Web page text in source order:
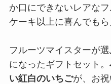
か口にできないレアな
ケーキ以上に喜んでもら
フルーツマイスターが
になったギフトセット。
い紅白のいちごが、お